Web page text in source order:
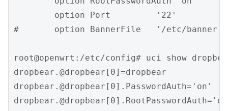
        option Port         '22'
#       option BannerFile   '/etc/banner'
root@openwrt:/etc/config# uci show
dropbear.@dropbear[0]=dropbear
dropbear.@dropbear[0].PasswordAuth='on'